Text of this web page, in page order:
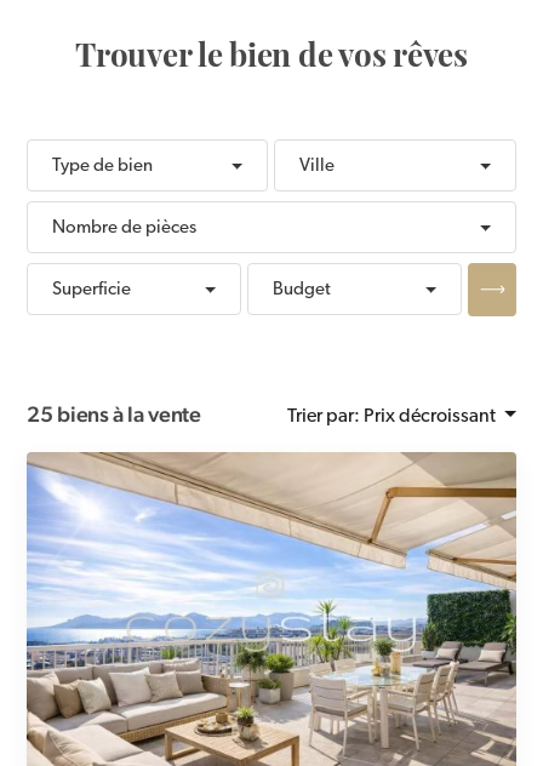
Trouver le bien de vos rêves
Type de bien Ville
Nombre de pièces
Superficie Budget
Appliquer les filtres
25 biens à la vente Trier par: Prix décroissant